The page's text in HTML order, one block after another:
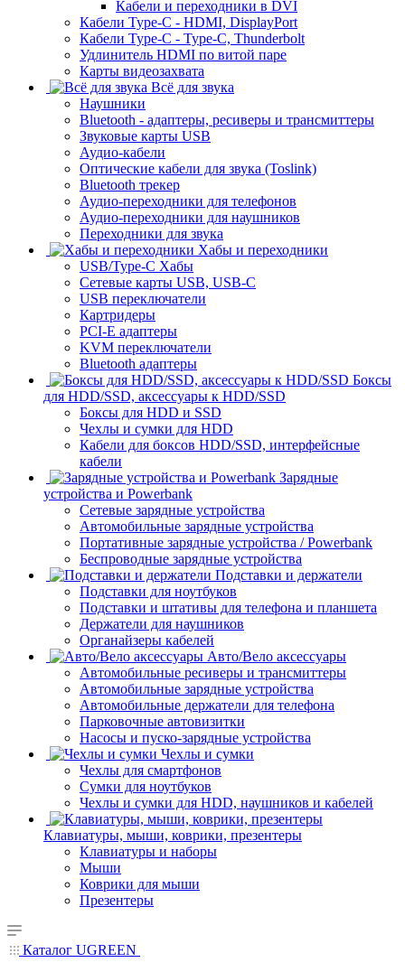
Кабели и переходники в DVI
Кабели Type-C - HDMI, DisplayPort
Кабели Type-C - Type-C, Thunderbolt
Удлинитель HDMI по витой паре
Карты видеозахвата
Всё для звука
Наушники
Bluetooth - адаптеры, ресиверы и трансмиттеры
Звуковые карты USB
Аудио-кабели
Оптические кабели для звука (Toslink)
Bluetooth трекер
Аудио-переходники для телефонов
Аудио-переходники для наушников
Переходники для звука
Хабы и переходники
USB/Type-C Хабы
Сетевые карты USB, USB-C
USB переключатели
Картридеры
PCI-E адаптеры
KVM переключатели
Bluetooth адаптеры
Боксы
для HDD/SSD, аксессуары к HDD/SSD
Боксы для HDD и SSD
Чехлы и сумки для HDD
Кабели для боксов HDD/SSD, интерфейсные
кабели
Зарядные
устройства и Powerbank
Сетевые зарядные устройства
Автомобильные зарядные устройства
Портативные зарядные устройства / Powerbank
Беспроводные зарядные устройства
Подставки и держатели
Подставки для ноутбуков
Подставки и штативы для телефона и планшета
Держатели для наушников
Органайзеры кабелей
Авто/Вело аксессуары
Автомобильные ресиверы и трансмиттеры
Автомобильные зарядные устройства
Автомобильные держатели для телефона
Парковочные автовизитки
Насосы и пуско-зарядные устройства
Чехлы и сумки
Чехлы для смартфонов
Сумки для ноутбуков
Чехлы и сумки для HDD, наушников и кабелей
Клавиатуры, мыши, коврики, презентеры
Клавиатуры и наборы
Мыши
Коврики для мыши
Презентеры
Каталог UGREEN